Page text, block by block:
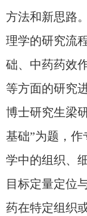
方法和新思路
理学的研究流
础、中药药效
等方面的研究
博士研究生梁
基础”为题，
学中的组织、
目标定量定位
药在特定组织